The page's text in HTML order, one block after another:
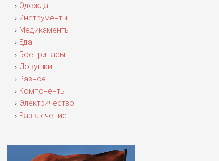
Одежда
Инструменты
Медикаменты
Еда
Боеприпасы
Ловушки
Разное
Компоненты
Электричество
Развлечение